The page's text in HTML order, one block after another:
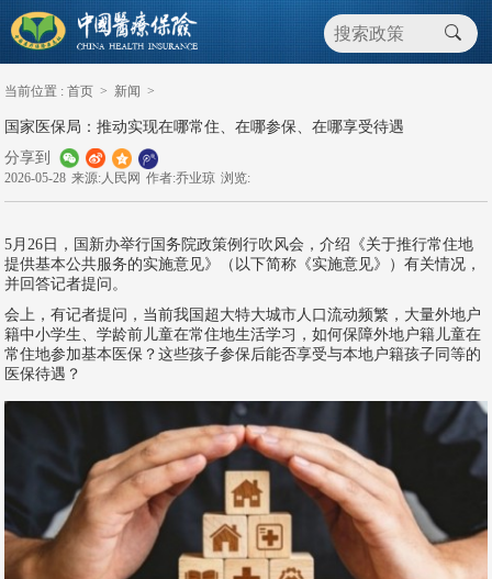
当前位置 : 首页 > 新闻 >
国家医保局：推动实现在哪常住、在哪参保、在哪享受待遇
分享到
2026-05-28 来源:人民网 作者:乔业琼 浏览:
5月26日，国新办举行国务院政策例行吹风会，介绍《关于推行常住地
提供基本公共服务的实施意见》（以下简称《实施意见》）有关情况，
并回答记者提问。
会上，有记者提问，当前我国超大特大城市人口流动频繁，大量外地户
籍中小学生、学龄前儿童在常住地生活学习，如何保障外地户籍儿童在
常住地参加基本医保？这些孩子参保后能否享受与本地户籍孩子同等的
医保待遇？